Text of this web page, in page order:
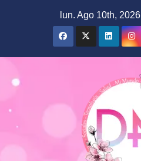
lun. Ago 10th, 2026